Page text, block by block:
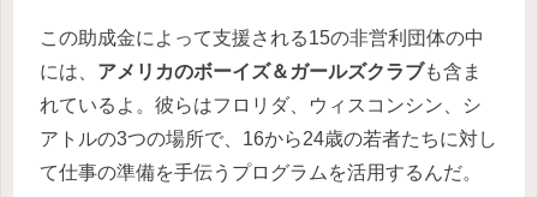
この助成金によって支援される15の非営利団体の中
には、 アメリカのボーイズ＆ガールズクラブも含ま
れているよ。彼らはフロリダ、ウィスコンシン、シ
アトルの3つの場所で、16から24歳の若者たちに対し
て仕事の準備を手伝うプログラムを活用するんだ。